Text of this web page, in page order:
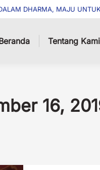
DHARMA, MAJU
Tentang Kami
16,